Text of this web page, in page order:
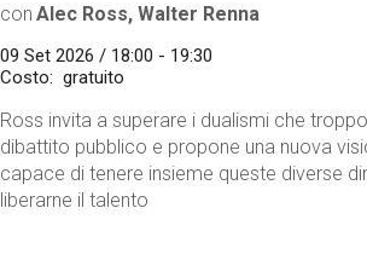
con Alec Ross, Walter Renna
09 Set 2026 / 18:00 - 19:30
Costo
gratuito
Ross invita a superare i dualismi che
dibattito pubblico e propone una nuova
capace di tenere insieme queste diverse
liberarne il talento